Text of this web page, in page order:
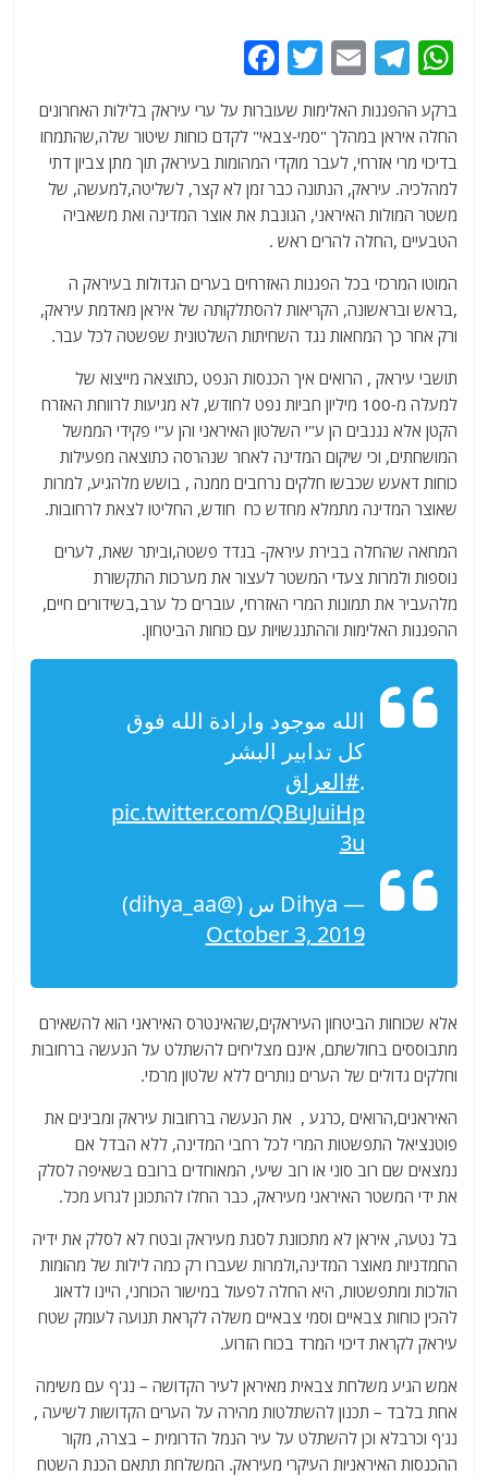
W
at
s
A
p
p
T
e
g
ra
m
E
m
ai
l
T
itt
er
c
e
b
o
o
k
ברקע ההפגנות האלימות שעוברות על ערי עיראק בלילות האחרונים
החלה איראן במהלך "סמי-צבאי" לקדם כוחות שיטור שלה,שהתמחו
בדיכוי מרי אזרחי, לעבר מוקדי המהומות בעיראק תוך מתן צביון דתי
למהלכיה. עיראק, הנתונה כבר זמן לא קצר, לשליטה,למעשה, של
משטר המולות האיראני, הגונבת את אוצר המדינה ואת משאביה
הטבעיים ,החלה להרים ראש .
המוטו המרכזי בכל הפגנות האזרחים בערים הגדולות בעיראק ה
,בראש ובראשונה, הקריאות להסתלקותה של איראן מאדמת עיראק,
ורק אחר כך המחאות נגד השחיתות השלטונית שפשטה לכל עבר.
תושבי עיראק , הרואים איך הכנסות הנפט ,כתוצאה מייצוא של
למעלה מ-100 מיליון חביות נפט לחודש, לא מגיעות לרווחת האזרח
הקטן אלא נגנבים הן ע"י השלטון האיראני והן ע"י פקידי הממשל
המושחתים, וכי שיקום המדינה לאחר שנהרסה כתוצאה מפעילות
כוחות דאעש שכבשו חלקים נרחבים ממנה , בושש מלהגיע, למרות
שאוצר המדינה מתמלא מחדש כח חודש, החליטו לצאת לרחובות.
המחאה שהחלה בבירת עיראק- בגדד פשטה,וביתר שאת, לערים
נוספות ולמרות צעדי המשטר לעצור את מערכות התקשורת
מלהעביר את תמונות המרי האזרחי, עוברים כל ערב,בשידורים חיים,
ההפגנות האלימות וההתנגשויות עם כוחות הביטחון.
الله موجود وارادة الله فوق
كل تدابير البشر
.#العراق
pic.twitter.com/QBuJuiHp
3u
— Dihya س (@dihya_aa)
October 3, 2019
אלא שכוחות הביטחון העיראקים,שהאינטרס האיראני הוא להשאירם
מתבוססים בחולשתם, אינם מצליחים להשתלט על הנעשה ברחובות
וחלקים גדולים של הערים נותרים ללא שלטון מרכזי.
האיראנים,הרואים ,כרגע , את הנעשה ברחובות עיראק ומבינים את
פוטנציאל התפשטות המרי לכל רחבי המדינה, ללא הבדל אם
נמצאים שם רוב סוני או רוב שיעי, המאוחדים ברובם בשאיפה לסלק
את ידי המשטר האיראני מעיראק, כבר החלו להתכונן לגרוע מכל.
בל נטעה, איראן לא מתכוונת לסגת מעיראק ובטח לא לסלק את ידיה
החמדניות מאוצר המדינה,ולמרות שעברו רק כמה לילות של מהומות
הולכות ומתפשטות, היא החלה לפעול במישור הכוחני, היינו לדאוג
להכין כוחות צבאיים וסמי צבאיים משלה לקראת תנועה לעומק שטח
עיראק לקראת דיכוי המרד בכוח הזרוע.
אמש הגיע משלחת צבאית מאיראן לעיר הקדושה – נג'ף עם משימה
אחת בלבד – תכנון להשתלטות מהירה על הערים הקדושות לשיעה ,
נג'ף וכרבלא וכן להשתלט על עיר הנמל הדרומית – בצרה, מקור
ההכנסות האיראניות העיקרי מעיראק. המשלחת תתאם הכנת השטח